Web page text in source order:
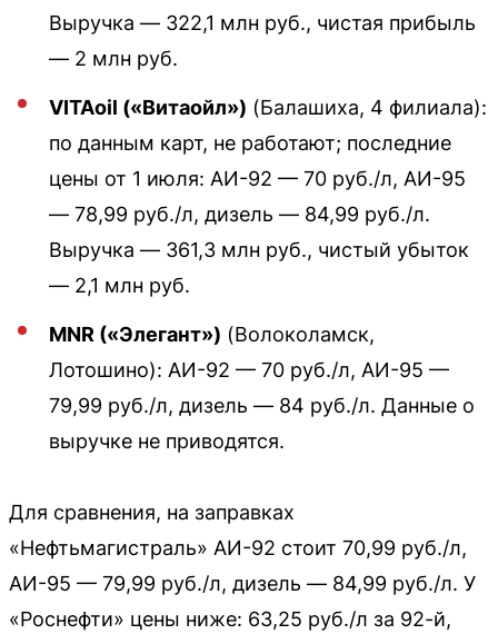
Выручка — 322,1 млн руб., чистая прибыль
— 2 млн руб.
VITAoil («Витаойл») (Балашиха, 4 филиала):
по данным карт, не работают; последние
цены от 1 июля: АИ-92 — 70 руб./л, АИ-95
— 78,99 руб./л, дизель — 84,99 руб./л.
Выручка — 361,3 млн руб., чистый убыток
— 2,1 млн руб.
MNR («Элегант») (Волоколамск,
Лотошино): АИ-92 — 70 руб./л, АИ-95 —
79,99 руб./л, дизель — 84 руб./л. Данные о
выручке не приводятся.
Для сравнения, на заправках
«Нефтьмагистраль» АИ-92 стоит 70,99 руб./л,
АИ-95 — 79,99 руб./л, дизель — 84,99 руб./л. У
«Роснефти» цены ниже: 63,25 руб./л за 92-й,